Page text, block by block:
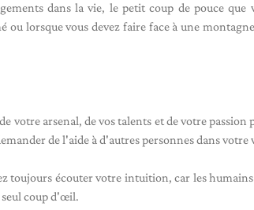
dans la vie, le petit coup de pouce que
ou lorsque vous devez faire face à une
votre arsenal, de vos talents et de votre passion
de l'aide à d'autres personnes dans votre
toujours écouter votre intuition, car les
seul coup d'œil.